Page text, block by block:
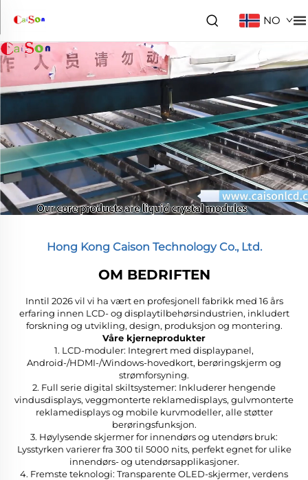
NO
Hong Kong Caison Technology Co., Ltd.
OM BEDRIFTEN
Inntil 2026 vil vi ha vært en profesjonell fabrikk med 16 års
erfaring innen LCD- og displaytilbehørsindustrien, inkludert
forskning og utvikling, design, produksjon og montering.
Våre kjerneprodukter
1. LCD-moduler: Integrert med displaypanel,
Android-/HDMI-/Windows-hovedkort, berøringskjerm og
strømforsyning.
2. Full serie digital skiltsystemer: Inkluderer hengende
vindusdisplays, veggmonterte reklamedisplays, gulvmonterte
reklamedisplays og mobile kurvmodeller, alle støtter
berøringsfunksjon.
3. Høylysende skjermer for innendørs og utendørs bruk:
Lysstyrken varierer fra 300 til 5000 nits, perfekt egnet for ulike
innendørs- og utendørsapplikasjoner.
4. Fremste teknologi: Transparente OLED-skjermer, verdens